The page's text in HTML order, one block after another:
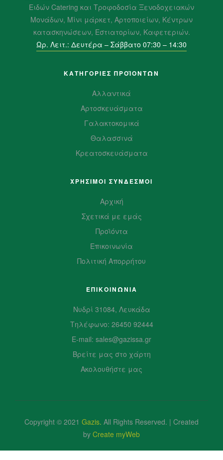
Ειδών Catering και Τροφοδοσία Ξενοδοχειακών
Μονάδων, Μίνι μάρκετ, Αρτοποιείων, Κέντρων
κατασκηνώσεων, Εστιατορίων, Καφετεριών.
Ωρ. Λειτ.: Δευτέρα – Σάββατο 07:30 – 14:30
ΚΑΤΗΓΟΡΙΕΣ ΠΡΟΪΌΝΤΩΝ
Αλλαντικά
Αρτοσκευάσματα
Γαλακτοκομικά
Θαλασσινά
Κρεατοσκευάσματα
ΧΡΗΣΙΜΟΙ ΣΥΝΔΕΣΜΟΙ
Αρχική
Σχετικά με εμάς
Προϊόντα
Επικοινωνία
Πολιτική Απορρήτου
ΕΠΙΚΟΙΝΩΝΙΑ
Νυδρί 31084, Λευκάδα
Τηλέφωνο: 26450 92444
E-mail: sales@gazissa.gr
Βρείτε μας στο χάρτη
Ακολουθήστε μας
Copyright © 2021 Gazis. All Rights Reserved. | Created
by Create myWeb